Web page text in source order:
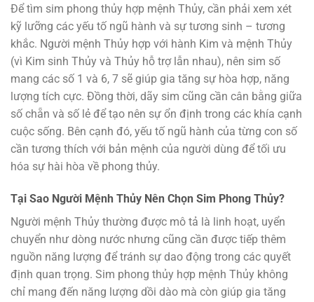
Để tìm sim phong thủy hợp mệnh Thủy, cần phải xem xét
kỹ lưỡng các yếu tố ngũ hành và sự tương sinh – tương
khắc. Người mệnh Thủy hợp với hành Kim và mệnh Thủy
(vì Kim sinh Thủy và Thủy hỗ trợ lẫn nhau), nên sim số
mang các số 1 và 6, 7 sẽ giúp gia tăng sự hòa hợp, năng
lượng tích cực. Đồng thời, dãy sim cũng cần cân bằng giữa
số chẵn và số lẻ để tạo nên sự ổn định trong các khía cạnh
cuộc sống. Bên cạnh đó, yếu tố ngũ hành của từng con số
cần tương thích với bản mệnh của người dùng để tối ưu
hóa sự hài hòa về phong thủy.
Tại Sao Người Mệnh Thủy Nên Chọn Sim Phong Thủy?
Người mệnh Thủy thường được mô tả là linh hoạt, uyển
chuyển như dòng nước nhưng cũng cần được tiếp thêm
nguồn năng lượng để tránh sự dao động trong các quyết
định quan trọng. Sim phong thủy hợp mệnh Thủy không
chỉ mang đến năng lượng dồi dào mà còn giúp gia tăng